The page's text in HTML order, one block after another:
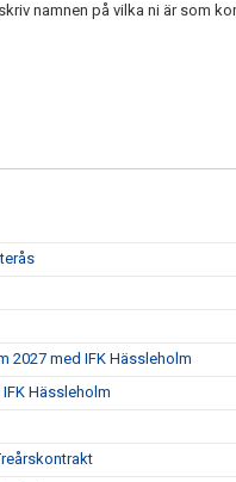
namnen på vilka ni är som
2027 med IFK Hässleholm
Hässleholm